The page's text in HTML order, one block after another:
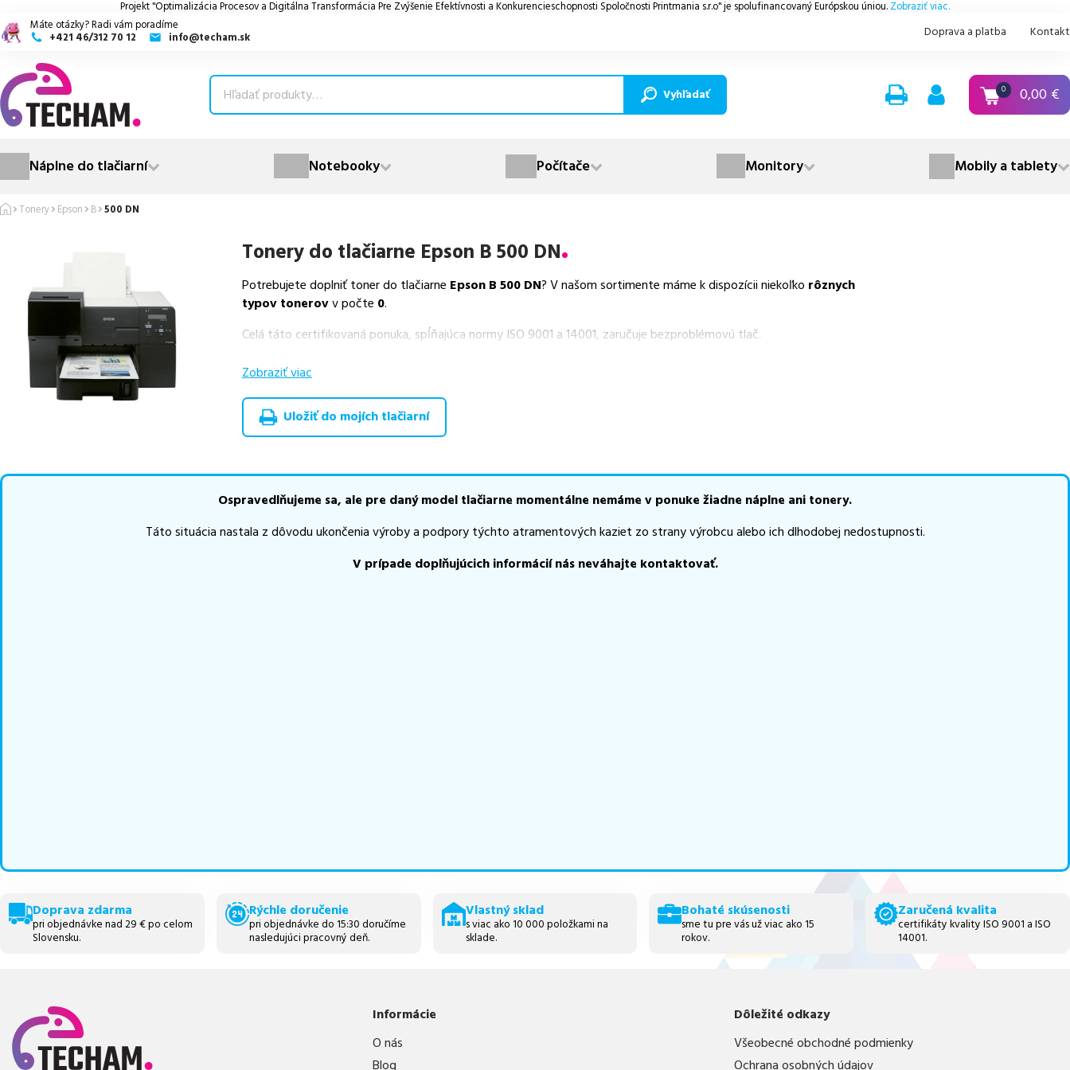
Projekt "Optimalizácia Procesov a Digitálna Transformácia Pre Zvýšenie Efektívnosti a Konkurencieschopnosti Spoločnosti Printmania s.r.o" je spolufinancovaný Európskou úniou. Zobraziť viac.
Máte otázky? Radi vám poradíme
+421 46/312 70 12
info@techam.sk Doprava a platba Kontakt
Vyhľadať 0 0,00 €
Náplne do tlačiarní Notebooky Počítače Monitory Mobily a tablety
Tonery Epson B 500 DN
Tonery do tlačiarne Epson B 500 DN
Potrebujete doplniť toner do tlačiarne Epson B 500 DN? V našom sortimente máme k dispozícii niekoľko rôznych
typov tonerovv počte 0.
Celá táto certifikovaná ponuka, spĺňajúca normy ISO 9001 a 14001, zaručuje bezproblémovú tlač.
Vieme, že pri nákupe zohráva dôležitú úlohu aj dostupnosť. Preto sa snažíme
produkty, aby boli ihneď k dispozícii na odoslanie.
Ak si pri výbere nie ste istí, ktoré riešenie je pre vaše potreby najvhodnejšie, alebo máte akékoľvek ďalšie otázky,
môžete sa na nás kedykoľvek obrátiť e-mailom alebo telefonicky. Sme tu, aby sme vám pomohli vybrať to
Zobraziť viac
Uložiť do mojích tlačiarní
Ospravedlňujeme sa, ale pre daný model tlačiarne momentálne nemáme v ponuke žiadne náplne ani tonery.
Táto situácia nastala z dôvodu ukončenia výroby a podpory týchto atramentových kaziet zo strany výrobcu alebo ich dlhodobej nedostupnosti.
V prípade doplňujúcich informácií nás neváhajte kontaktovať.
Doprava zdarma
pri objednávke nad 29 € po celom
Slovensku.
Rýchle doručenie
pri objednávke do 15:30 doručíme
nasledujúci pracovný deň.
Vlastný sklad
s viac ako 10 000 položkami na
sklade.
Bohaté skúsenosti
sme tu pre vás už viac ako 15
rokov.
Zaručená kvalita
certifikáty kvality ISO 9001 a ISO
14001.
Informácie
O nás
Blog
Dôležité odkazy
Všeobecné obchodné podmienky
Ochrana osobných údajov